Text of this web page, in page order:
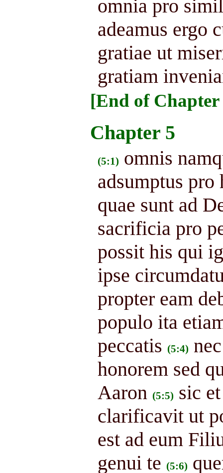
omnia pro
adeamus ergo
gratiae ut
gratiam
[End of Chapter
Chapter 5
(5:1) omnis
adsumptus
quae sunt ad
sacrificia pro
possit his qui
ipse
propter eam
populo ita
peccatis (5:4)
honorem sed
Aaron (5:5) sic
clarificavit ut
est ad eum
genui te (5:6)